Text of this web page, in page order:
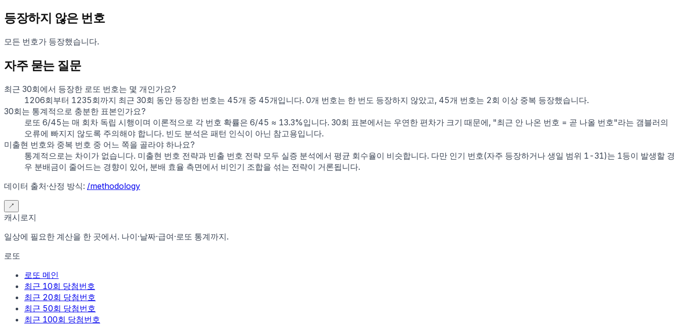
등장하지 않은 번호
모든 번호가 등장했습니다.
자주 묻는 질문
최근 30회에서 등장한 로또 번호는 몇 개인가요?
1206회부터 1235회까지 최근 30회 동안 등장한 번호는 45개 중 45개입니다. 0개 번호는 한 번도 등장하지 않았고, 45개 번호는 2회 이상 중복 등장했습니다.
30회는 통계적으로 충분한 표본인가요?
로또 6/45는 매 회차 독립 시행이며 이론적으로 각 번호 확률은 6/45 ≈ 13.3%입니다. 30회 표본에서는 우연한 편차가 크기 때문에, "최근 안 나온 번호 = 곧 나올 번호"라는 갬블러의
오류에 빠지지 않도록 주의해야 합니다. 빈도 분석은 패턴 인식이 아닌 참고용입니다.
미출현 번호와 중복 번호 중 어느 쪽을 골라야 하나요?
통계적으로는 차이가 없습니다. 미출현 번호 전략과 빈출 번호 전략 모두 실증 분석에서 평균 회수율이 비슷합니다. 다만 인기 번호(자주 등장하거나 생일 범위 1-31)는 1등이 발생할 경
우 분배금이 줄어드는 경향이 있어, 분배 효율 측면에서 비인기 조합을 섞는 전략이 거론됩니다.
데이터 출처·산정 방식: /methodology
↗
캐시로지
일상에 필요한 계산을 한 곳에서. 나이·날짜·급여·로또 통계까지.
로또
로또 메인
최근 10회 당첨번호
최근 20회 당첨번호
최근 50회 당첨번호
최근 100회 당첨번호